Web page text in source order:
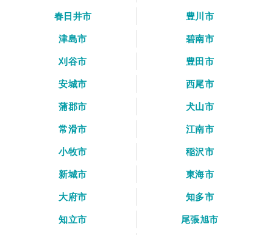
春日井市
豊川市
津島市
碧南市
刈谷市
豊田市
安城市
西尾市
蒲郡市
犬山市
常滑市
江南市
小牧市
稲沢市
新城市
東海市
大府市
知多市
知立市
尾張旭市